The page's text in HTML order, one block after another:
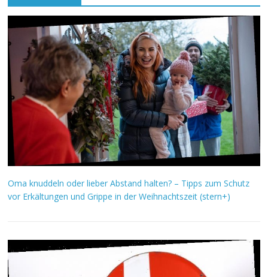
Oma knuddeln oder lieber Abstand halten? – Tipps zum Schutz
vor Erkältungen und Grippe in der Weihnachtszeit (stern+)